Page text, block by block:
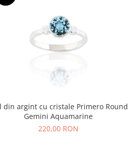
din argint cu cristale Primero Round
Gemini Aquamarine
220,00 RON